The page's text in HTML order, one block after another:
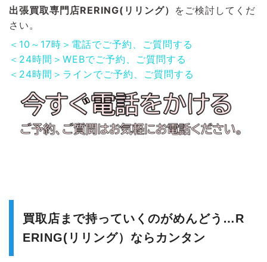
出張買取専門店RERING(リリング） をご検討してくだ
さい。
＜10～17時＞電話でご予約、ご質問する
＜24時間＞WEBでご予約、ご質問する
＜24時間＞ラインでご予約、ご質問する
買取店まで持っていくのがめんどう…R
ERING(リリング）ならカンタン